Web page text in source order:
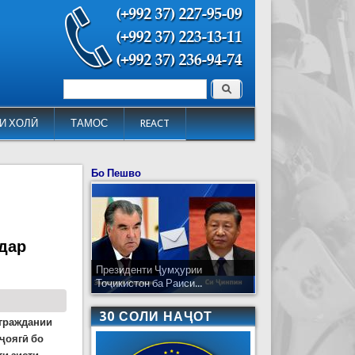
ХОЛӢ ТАМОС REACT
Форма поиска Поиск
бо
Бо Пешво
Президенти Ҷумҳурии
Тоҷикистон ба Раиси...
30 СОЛИ НАҶОТ